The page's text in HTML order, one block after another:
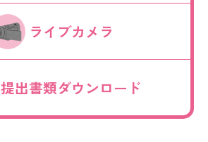
ライブカメラ
提出書類ダウンロード